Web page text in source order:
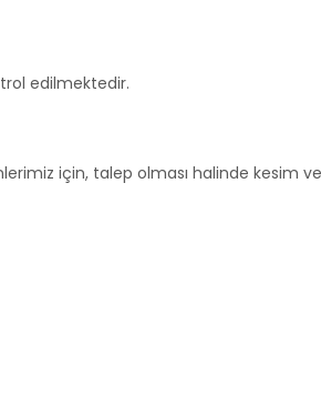
edilmektedir.
için, talep olması halinde kesim